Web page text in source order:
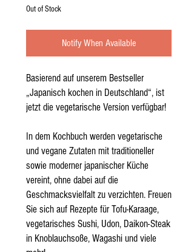
Out of Stock
Notify When Available
Basierend auf unserem Bestseller
„Japanisch kochen in Deutschland“, ist
jetzt die vegetarische Version verfügbar!
In dem Kochbuch werden vegetarische
und vegane Zutaten mit traditioneller
sowie moderner japanischer Küche
vereint, ohne dabei auf die
Geschmacksvielfalt zu verzichten. Freuen
Sie sich auf Rezepte für Tofu-Karaage,
vegetarisches Sushi, Udon, Daikon-Steak
in Knoblauchsoße, Wagashi und viele